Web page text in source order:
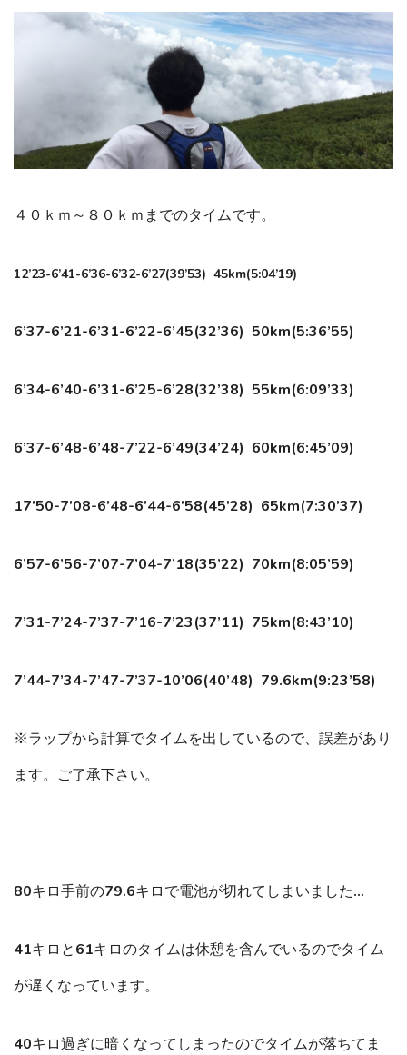
４０ｋｍ～８０ｋｍまでのタイムです。
12’23-6’41-6’36-6’32-6’27(39’53) 45km(5:04’19)
6’37-6’21-6’31-6’22-6’45(32’36) 50km(5:36’55)
6’34-6’40-6’31-6’25-6’28(32’38) 55km(6:09’33)
6’37-6’48-6’48-7’22-6’49(34’24) 60km(6:45’09)
17’50-7’08-6’48-6’44-6’58(45’28) 65km(7:30’37)
6’57-6’56-7’07-7’04-7’18(35’22) 70km(8:05’59)
7’31-7’24-7’37-7’16-7’23(37’11) 75km(8:43’10)
7’44-7’34-7’47-7’37-10’06(40’48) 79.6km(9:23’58)
※ラップから計算でタイムを出しているので、誤差があり
ます。ご了承下さい。
80キロ手前の79.6キロで電池が切れてしまいました…
41キロと61キロのタイムは休憩を含んでいるのでタイム
が遅くなっています。
40キロ過ぎに暗くなってしまったのでタイムが落ちてま